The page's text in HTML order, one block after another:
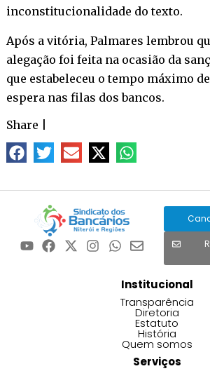
inconstitucionalidade do texto.
Após a vitória, Palmares lembrou
alegação foi feita na ocasião da
que estabeleceu o tempo máximo
espera nas filas dos bancos.
Share
Institucional
Transparência
Diretoria
Estatuto
História
Quem somos
Serviços